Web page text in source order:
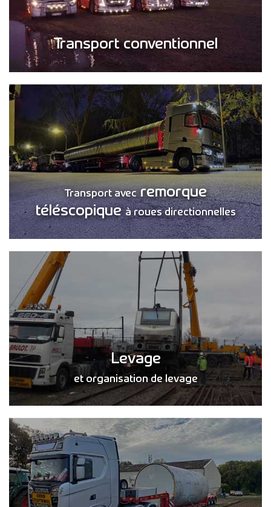
Transport conventionnel
Transport avecremorque
téléscopiqueà roues directionnelles
Levage
et organisation de levage